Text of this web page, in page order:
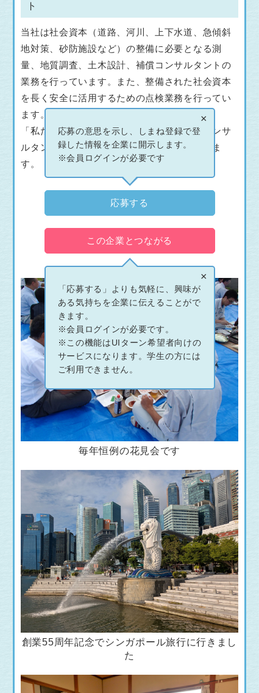
ト
当社は社会資本（道路、河川、上下水道、急傾斜
地対策、砂防施設など）の整備に必要となる測
量、地質調査、土木設計、補償コンサルタントの
業務を行っています。また、整備された社会資本
を長く安全に活用するための点検業務を行ってい
ます。
「私たちの地域の未来をつくる地域精通型コンサ
ルタント」をモットーに、地域に貢献していま
す。
応募する
×
応募の意思を示し、しまね登録で登
録した情報を企業に開示します。
※会員ログインが必要です
この企業とつながる
×
「応募する」よりも気軽に、興味が
ある気持ちを企業に伝えることがで
きます。
※会員ログインが必要です。
※この機能はUIターン希望者向けの
サービスになります。学生の方には
ご利用できません。
毎年恒例の花見会です
創業55周年記念でシンガポール旅行に行きまし
た